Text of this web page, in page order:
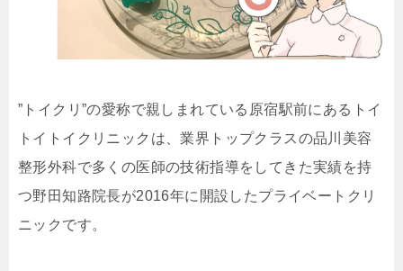
”トイクリ”の愛称で親しまれている原宿駅前にあるトイ
トイトイクリニックは、業界トップクラスの品川美容
整形外科で多くの医師の技術指導をしてきた実績を持
つ野田知路院長が2016年に開設したプライベートクリ
ニックです。